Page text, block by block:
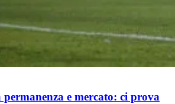
e mercato: ci prova